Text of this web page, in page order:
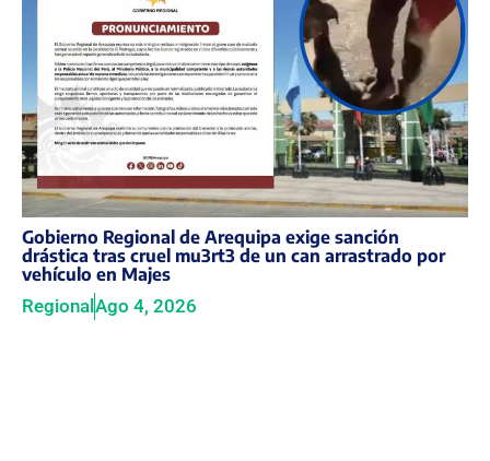
Gobierno Regional de Arequipa exige sanción
drástica tras cruel mu3rt3 de un can arrastrado por
vehículo en Majes
RegionalAgo 4, 2026